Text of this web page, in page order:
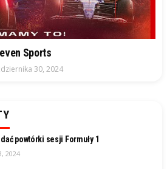
Sports
30, 2024
powtórki sesji Formuły 1
2024